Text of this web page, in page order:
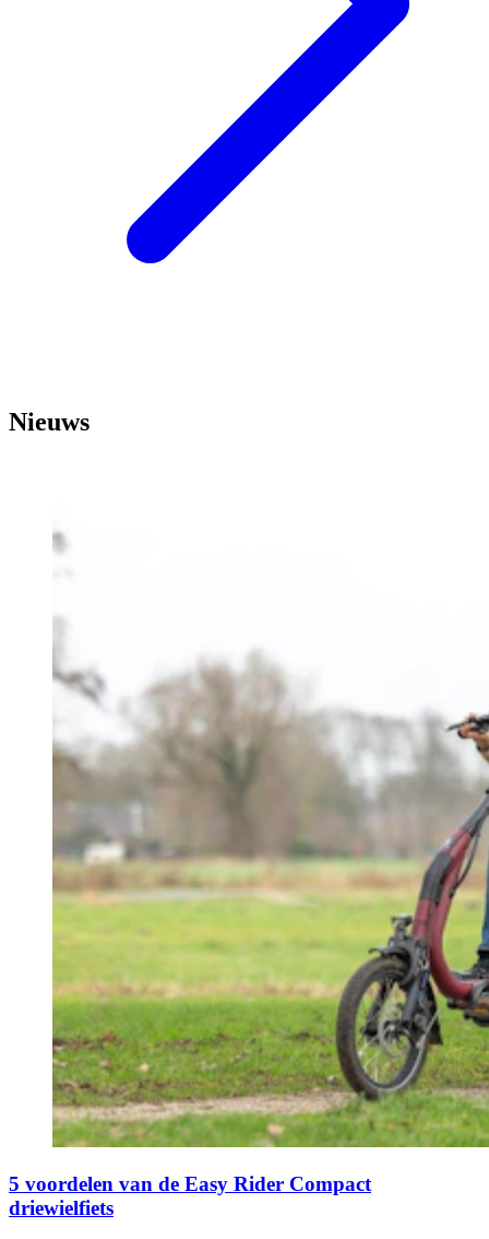
Nieuws
5 voordelen van de Easy Rider Compact
driewielfiets